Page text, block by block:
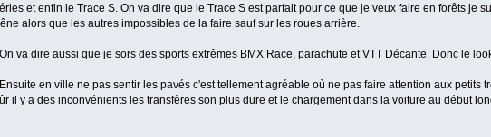
et enfin le Trace S. On va dire que le Trace S est parfait pour ce que je veux faire en forêts je
alors que les autres impossibles de la faire sauf sur les roues arrière.
On va dire aussi que je sors des sports extrêmes BMX Race, parachute et VTT Décante. Donc le
Ensuite en ville ne pas sentir les pavés c'est tellement agréable où ne pas faire attention aux petits
il y a des inconvénients les transfères son plus dure et le chargement dans la voiture au début